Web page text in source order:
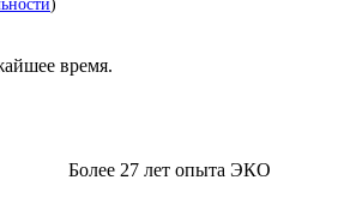
время.
Более 27 лет опыта ЭКО